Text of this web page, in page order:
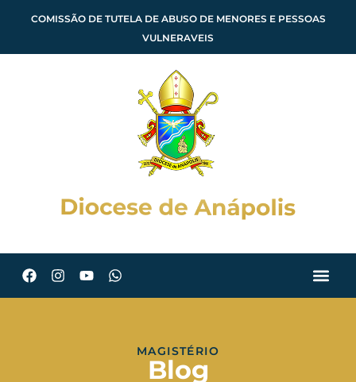
COMISSÃO DE TUTELA DE ABUSO DE MENORES E PESSOAS
VULNERAVEIS
MAGISTÉRIO
Blog